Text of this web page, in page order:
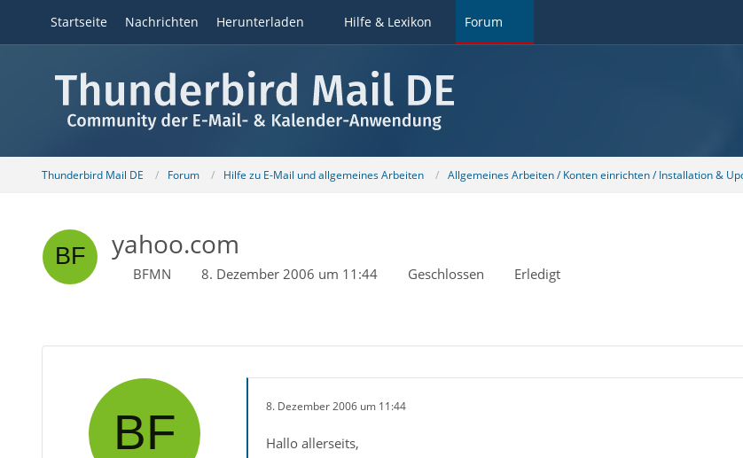
Startseite Nachrichten Herunterladen Hilfe & Lexikon Forum
Thunderbird Mail DE Forum Hilfe zu E-Mail und allgemeines Arbeiten Allgemeines Arbeiten / Konten einrichten / Installation &
yahoo.com
BFMN 8. Dezember 2006 um 11:44 Geschlossen Erledigt
8. Dezember 2006 um 11:44
Hallo allerseits,